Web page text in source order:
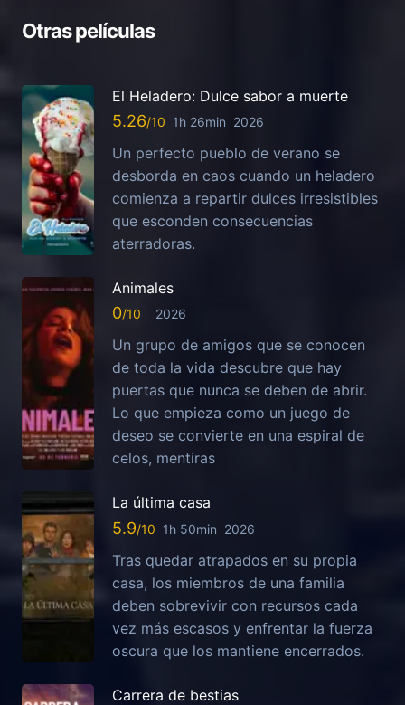
Otras películas
El Heladero: Dulce sabor a muerte
5.26 1h 26min 2026
Un perfecto pueblo de verano se
desborda en caos cuando un heladero
comienza a repartir dulces irresistibles
que esconden consecuencias
aterradoras.
Animales
0 2026
Un grupo de amigos que se conocen
de toda la vida descubre que hay
puertas que nunca se deben de abrir.
Lo que empieza como un juego de
deseo se convierte en una espiral de
celos, mentiras
La última casa
5.9 1h 50min 2026
Tras quedar atrapados en su propia
casa, los miembros de una familia
deben sobrevivir con recursos cada
vez más escasos y enfrentar la fuerza
oscura que los mantiene encerrados.
Carrera de bestias